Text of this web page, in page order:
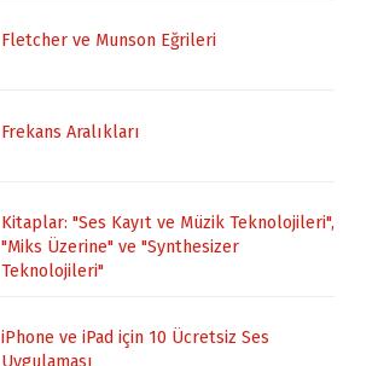
Fletcher ve Munson Eğrileri
Frekans Aralıkları
Kitaplar: "Ses Kayıt ve Müzik Teknolojileri",
"Miks Üzerine" ve "Synthesizer
Teknolojileri"
iPhone ve iPad için 10 Ücretsiz Ses